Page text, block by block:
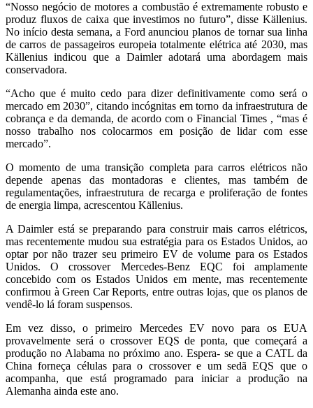
“Nosso negócio de motores a combustão é extremamente robusto e
produz fluxos de caixa que investimos no futuro”, disse Källenius.
No início desta semana, a Ford anunciou planos de tornar sua linha
de carros de passageiros europeia totalmente elétrica até 2030, mas
Källenius indicou que a Daimler adotará uma abordagem mais
conservadora.
“Acho que é muito cedo para dizer definitivamente como será o
mercado em 2030”, citando incógnitas em torno da infraestrutura de
cobrança e da demanda, de acordo com o Financial Times , “mas é
nosso trabalho nos colocarmos em posição de lidar com esse
mercado”.
O momento de uma transição completa para carros elétricos não
depende apenas das montadoras e clientes, mas também de
regulamentações, infraestrutura de recarga e proliferação de fontes
de energia limpa, acrescentou Källenius.
A Daimler está se preparando para construir mais carros elétricos,
mas recentemente mudou sua estratégia para os Estados Unidos, ao
optar por não trazer seu primeiro EV de volume para os Estados
Unidos. O crossover Mercedes-Benz EQC foi amplamente
concebido com os Estados Unidos em mente, mas recentemente
confirmou à Green Car Reports, entre outras lojas, que os planos de
vendê-lo lá foram suspensos.
Em vez disso, o primeiro Mercedes EV novo para os EUA
provavelmente será o crossover EQS de ponta, que começará a
produção no Alabama no próximo ano. Espera- se que a CATL da
China forneça células para o crossover e um sedã EQS que o
acompanha, que está programado para iniciar a produção na
Alemanha ainda este ano.